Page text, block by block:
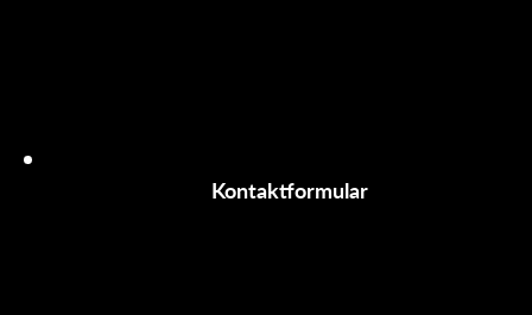
Kontaktformular